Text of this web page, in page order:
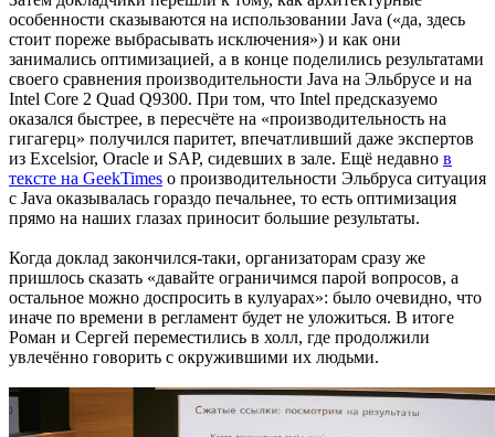
особенности сказываются на использовании Java («да, здесь
стоит пореже выбрасывать исключения») и как они
занимались оптимизацией, а в конце поделились результатами
своего сравнения производительности Java на Эльбрусе и на
Intel Core 2 Quad Q9300. При том, что Intel предсказуемо
оказался быстрее, в пересчёте на «производительность на
гигагерц» получился паритет, впечатливший даже экспертов
из Excelsior, Oracle и SAP, сидевших в зале. Ещё недавно в
тексте на GeekTimes о производительности Эльбруса ситуация
с Java оказывалась гораздо печальнее, то есть оптимизация
прямо на наших глазах приносит большие результаты.
Когда доклад закончился-таки, организаторам сразу же
пришлось сказать «давайте ограничимся парой вопросов, а
остальное можно доспросить в кулуарах»: было очевидно, что
иначе по времени в регламент будет не уложиться. В итоге
Роман и Сергей переместились в холл, где продолжили
увлечённо говорить с окружившими их людьми.